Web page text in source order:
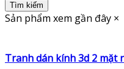
Tìm kiếm
Sản phẩm xem gần đây ×
Tranh dán kính 3d 2 mặt